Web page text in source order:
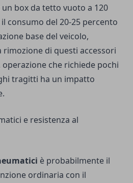
box da tetto vuoto a 120
consumo del 20-25 percento
base del veicolo,
di questi accessori
che richiede pochi
tragitti ha un impatto
e resistenza al
è probabilmente il
ordinaria con il